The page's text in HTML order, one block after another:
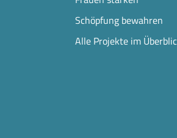
Schöpfung bewahren
Alle Projekte im